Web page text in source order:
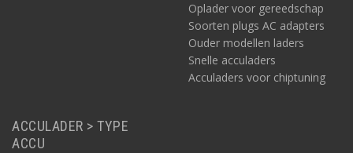
Oplader voor gereedschap
Soorten plugs AC adapters
Ouder modellen laders
Snelle acculaders
Acculaders voor chiptuning
ACCULADER > TYPE
ACCU